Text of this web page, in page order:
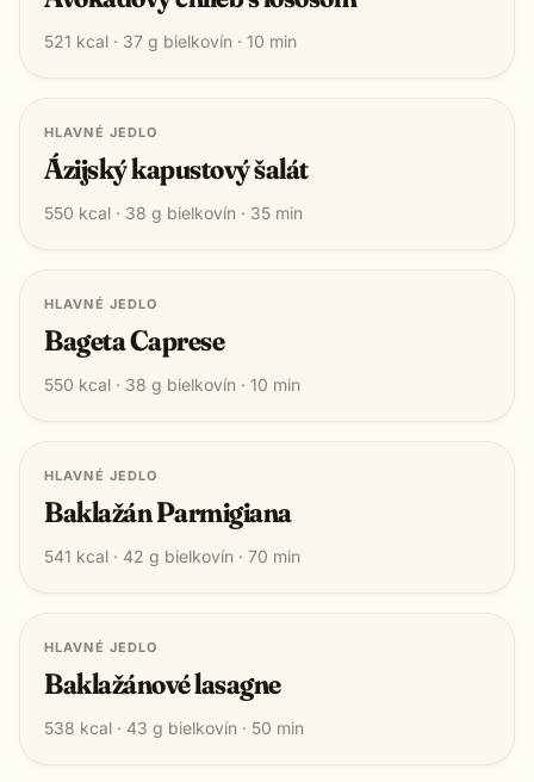
521 kcal · 37 g bielkovín · 10 min
HLAVNÉ JEDLO
Ázijský kapustový šalát
550 kcal · 38 g bielkovín · 35 min
HLAVNÉ JEDLO
Bageta Caprese
550 kcal · 38 g bielkovín · 10 min
HLAVNÉ JEDLO
Baklažán Parmigiana
541 kcal · 42 g bielkovín · 70 min
HLAVNÉ JEDLO
Baklažánové lasagne
538 kcal · 43 g bielkovín · 50 min